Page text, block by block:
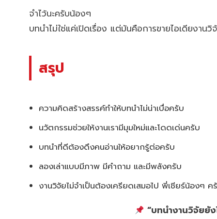
จำไว้นะครับน้องๆ
บทนำไม่ใช่แค่เปิดเรื่อง แต่มันคือการขายไอเดียงานวิ
สรุป
ความคิดสร้างสรรค์ทำให้บทนำไม่น่าเบื่อครับ
นวัตกรรมช่วยให้งานเรามีมุมใหม่และโดดเด่นครับ
บทนำที่ดีต้องดึงคนอ่านให้อยากรู้ต่อครับ
ลองเล่าแบบมีภาพ มีคำถาม และมีพลังครับ
งานวิจัยไม่จำเป็นต้องเครียดเสมอไป พี่เชียร์น้องๆ ค
“บทนำงานวิจัยยั